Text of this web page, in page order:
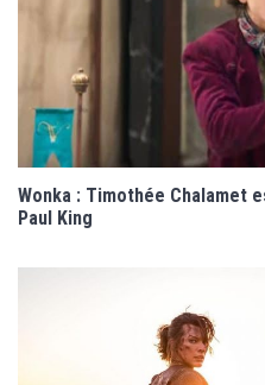
Wonka : Timothée Chalamet
Paul King